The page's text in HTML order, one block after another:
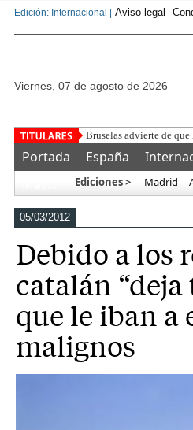
Edición: Internacional | Aviso legal
viernes, 07 de agosto de 2026
Detenido un marroquí
Portada España
Ediciones > Madrid
05/03/2012
Debido a los
catalán
que le iban a
malignos